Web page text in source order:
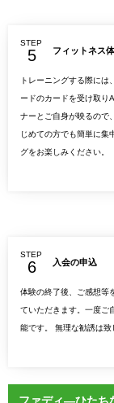
STEP
フィットネス
トレーニングする際には
ードのカードを受け取り
ナーとご自身が映るので
じめての方でも簡単に集
グをお楽しみください。
STEP
入会の申込
体験の終了後、ご感想等
ていただきます。一度ご
能です。 無理な勧誘は致